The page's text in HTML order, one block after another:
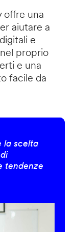
offre una
aiutare a
e
proprio
e una
facile da
la scelta
tendenze